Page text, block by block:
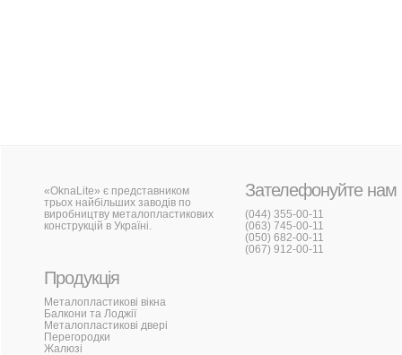
«OknaLite» є представником
трьох найбільших заводів по
виробництву металопластикових
конструкцій в Україні.
Зателефонуйте нам
(044) 355-00-11
(063) 745-00-11
(050) 682-00-11
(067) 912-00-11
Продукція
Металопластикові вікна
Балкони та Лоджії
Металопластикові двері
Перегородки
Жалюзі